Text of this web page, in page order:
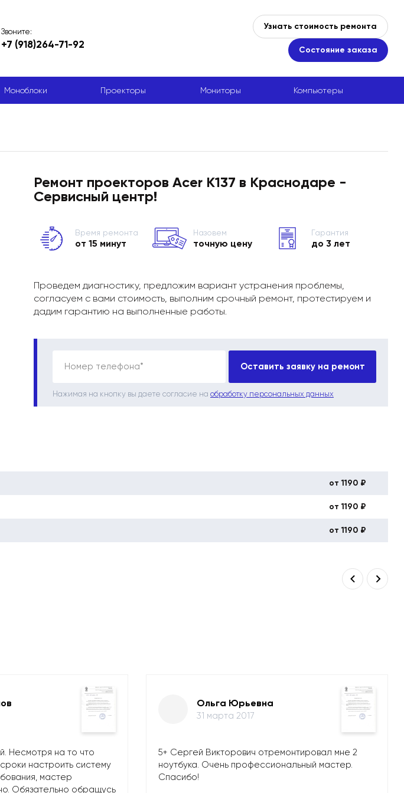
Звоните:
+7 (918)264-71-92
Узнать стоимость ремонта
Состояние заказа
Моноблоки Проекторы Мониторы Компьютеры
Ремонт проекторов Acer K137 в Краснодаре -
Сервисный центр!
Время ремонта
от 15 минут
Назовем
точную цену
Гарантия
до 3 лет
Проведем диагностику, предложим вариант устранения проблемы,
согласуем с вами стоимость, выполним срочный ремонт, протестируем и
дадим гарантию на выполненные работы.
Номер телефона* Оставить заявку на ремонт
Нажимая на кнопку вы даете согласие на обработку персональных данных
от 1190 ₽
от 1190 ₽
от 1190 ₽
Несмотря на то что
настроить систему
мастер
Обязательно обращусь
Ольга Юрьевна
31 марта 2017
5+ Сергей Викторович отремонтировал мне 2
ноутбука. Очень профессиональный мастер.
Спасибо!